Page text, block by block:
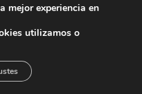
y los espacios
mejor experiencia en
utilizamos o